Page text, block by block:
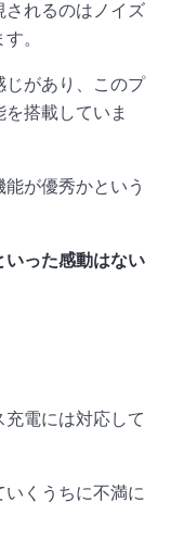
されるのはノイズ
。
じがあり、このプ
搭載していま
が優秀かという
いった感動はない
電には対応して
くうちに不満に